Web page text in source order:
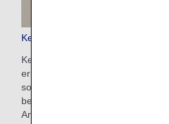
Keep My Fare
Keep My Fare ist ein praktischer
ermöglicht, eine Reservierung
sollten Sie mehr Zeit zur
benötigen (bis zu 72 Stunden vor
Anmeldung für den Service